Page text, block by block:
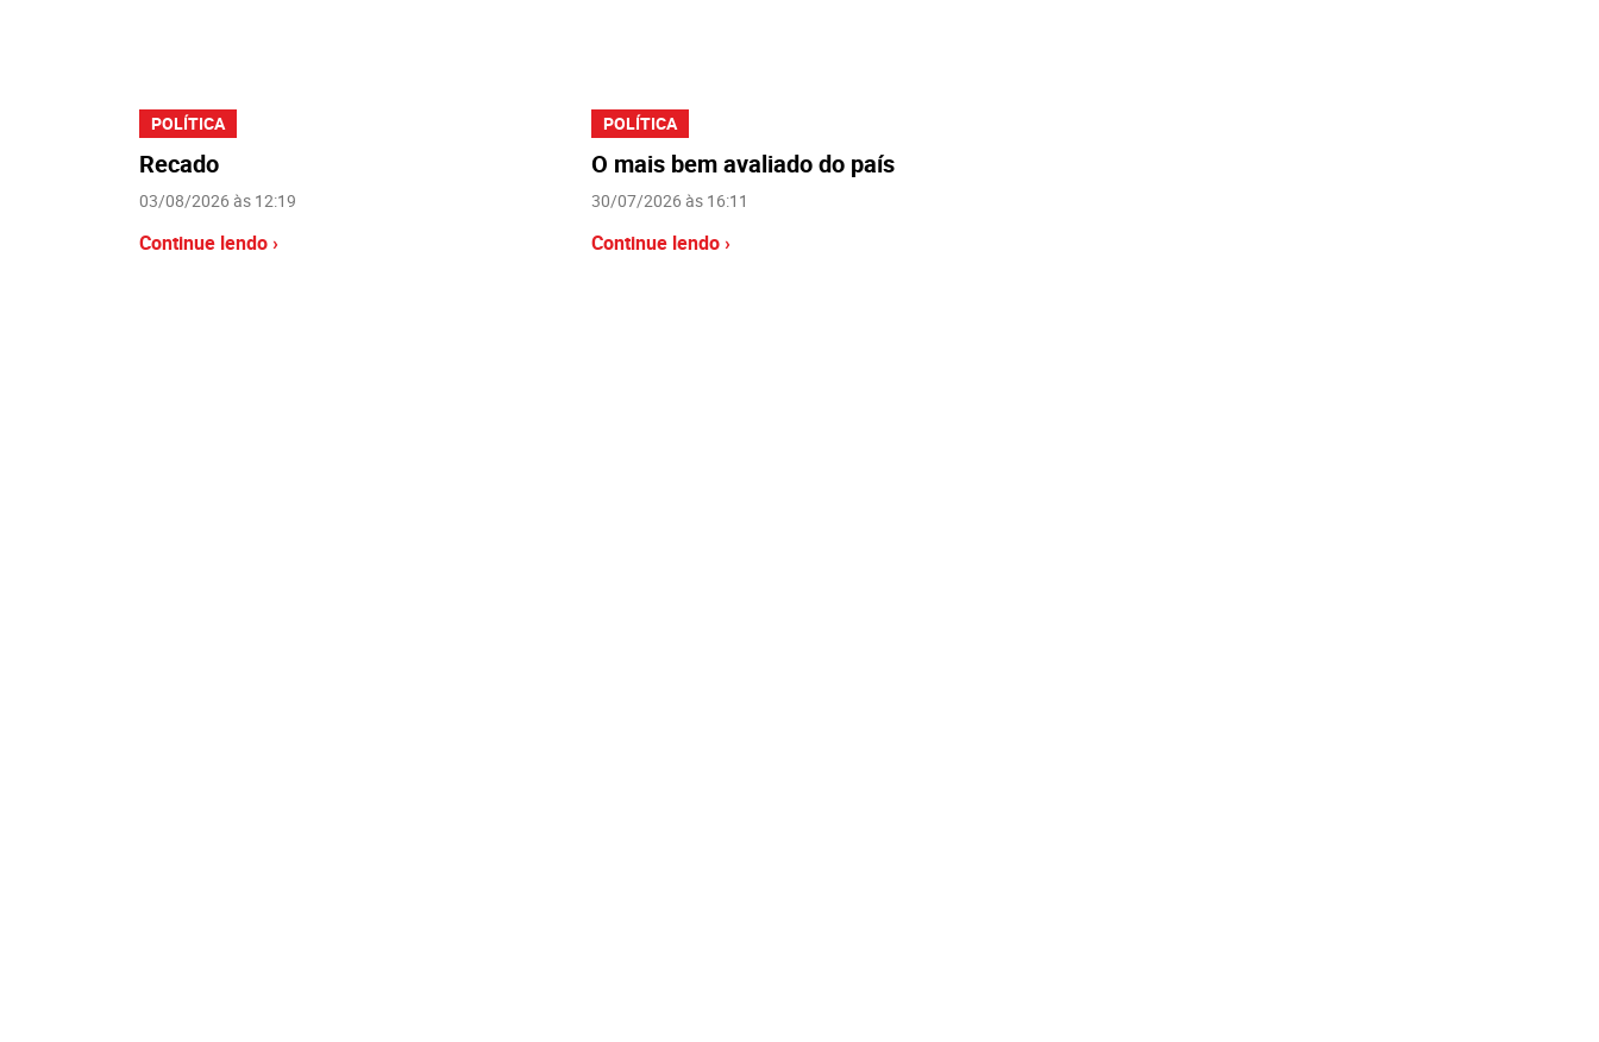
POLÍTICA
Recado
03/08/2026 às 12:19
Continue lendo ›
POLÍTICA
O mais bem avaliado do país
30/07/2026 às 16:11
Continue lendo ›